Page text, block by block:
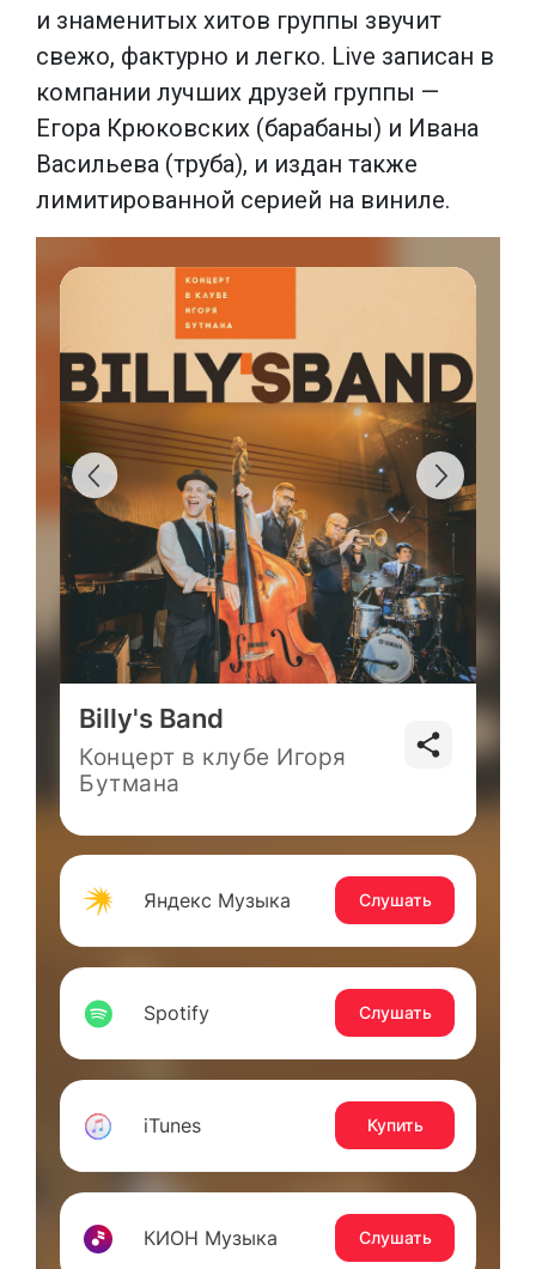
и знаменитых хитов группы звучит
свежо, фактурно и легко. Live записан в
компании лучших друзей группы —
Егора Крюковских (барабаны) и Ивана
Васильева (труба), и издан также
лимитированной серией на виниле.